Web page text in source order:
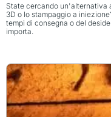
State cercando un'alternativa
3D o lo stampaggio a
tempi di consegna o del
importa.